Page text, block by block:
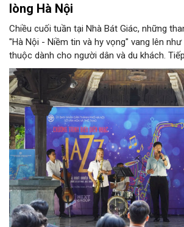
lòng Hà Nội
Chiều cuối tuần tại Nhà Bát Giác, những
"Hà Nội - Niềm tin và hy vọng" vang lên
thuộc dành cho người dân và du khách.
điệu jazz kinh điển của thế giới lần lượt cất
diễn của NSƯT Quyền Văn Minh và các
Club, mở ra một không gian âm nhạc giàu
trung tâm Thủ đô.